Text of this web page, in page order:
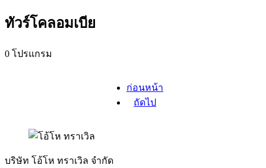
ทัวร์โคลอมเบีย
0 โปรแกรม
ก่อนหน้า
ถัดไป
บริษัท โอ้โห ทราเวิล จำกัด